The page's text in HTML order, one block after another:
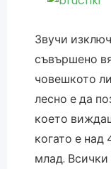
Звучи
съвършено
човешкото
лесно е да
което
когато е над
млад.